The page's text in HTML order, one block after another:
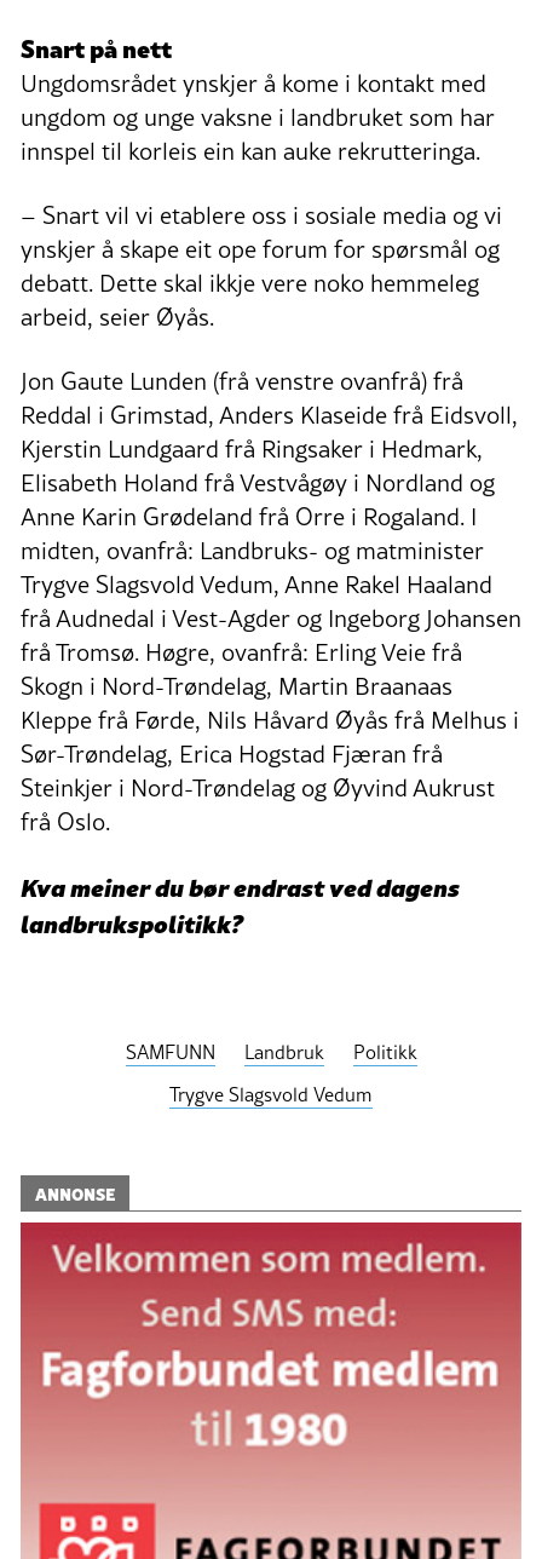
Snart på nett
Ungdomsrådet ynskjer å kome i kontakt med
ungdom og unge vaksne i landbruket som har
innspel til korleis ein kan auke rekrutteringa.
– Snart vil vi etablere oss i sosiale media og vi
ynskjer å skape eit ope forum for spørsmål og
debatt. Dette skal ikkje vere noko hemmeleg
arbeid, seier Øyås.
Jon Gaute Lunden (frå venstre ovanfrå) frå
Reddal i Grimstad, Anders Klaseide frå Eidsvoll,
Kjerstin Lundgaard frå Ringsaker i Hedmark,
Elisabeth Holand frå Vestvågøy i Nordland og
Anne Karin Grødeland frå Orre i Rogaland. I
midten, ovanfrå: Landbruks- og matminister
Trygve Slagsvold Vedum, Anne Rakel Haaland
frå Audnedal i Vest-Agder og Ingeborg Johansen
frå Tromsø. Høgre, ovanfrå: Erling Veie frå
Skogn i Nord-Trøndelag, Martin Braanaas
Kleppe frå Førde, Nils Håvard Øyås frå Melhus i
Sør-Trøndelag, Erica Hogstad Fjæran frå
Steinkjer i Nord-Trøndelag og Øyvind Aukrust
frå Oslo.
Kva meiner du bør endrast ved dagens
landbrukspolitikk?
SAMFUNN Landbruk
Politikk
Trygve Slagsvold Vedum
ANNONSE